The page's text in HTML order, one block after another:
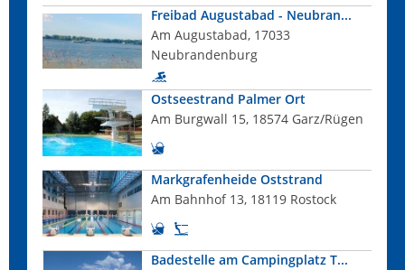
Freibad Augustabad - Neubran...
Am Augustabad, 17033
Neubrandenburg
Ostseestrand Palmer Ort
Am Burgwall 15, 18574 Garz/Rügen
Markgrafenheide Oststrand
Am Bahnhof 13, 18119 Rostock
Badestelle am Campingplatz T...